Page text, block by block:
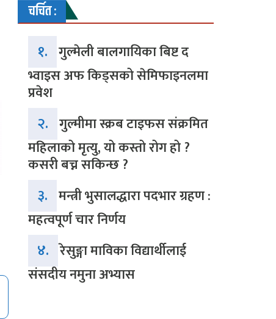
चर्चित :
१. गुल्मेली बालगायिका बिष्ट द
भ्वाइस अफ किड्सको सेमिफाइनलमा
प्रवेश
२. गुल्मीमा स्क्रब टाइफस संक्रमित
महिलाको मृत्यु, यो कस्तो रोग हो ?
कसरी बच्न सकिन्छ ?
३. मन्त्री भुसालद्धारा पदभार ग्रहण :
महत्वपूर्ण चार निर्णय
४. रेसुङ्गा माविका विद्यार्थीलाई
संसदीय नमुना अभ्यास